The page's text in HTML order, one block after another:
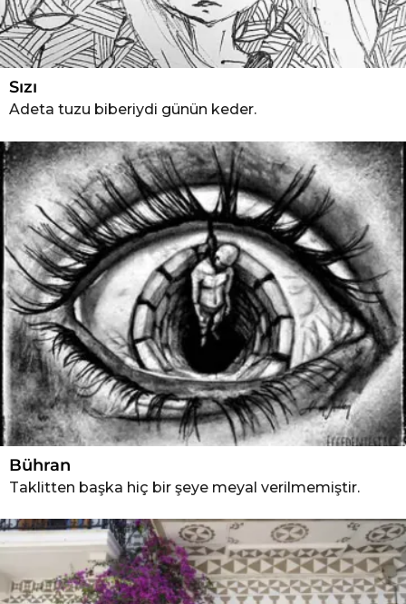
Sızı
Adeta tuzu biberiydi günün keder.
Bühran
Taklitten başka hiç bir şeye meyal verilmemiştir.